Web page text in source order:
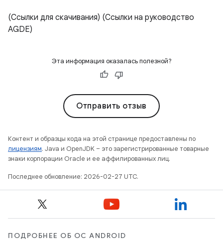
(Ссылки для скачивания) (Ссылки на руководство
AGDE)
Эта информация оказалась полезной?
Отправить отзыв
Контент и образцы кода на этой странице предоставлены по
лицензиям. Java и OpenJDK – это зарегистрированные товарные
знаки корпорации Oracle и ее аффилированных лиц.
Последнее обновление: 2026-02-27 UTC.
ПОДРОБНЕЕ ОБ ОС ANDROID